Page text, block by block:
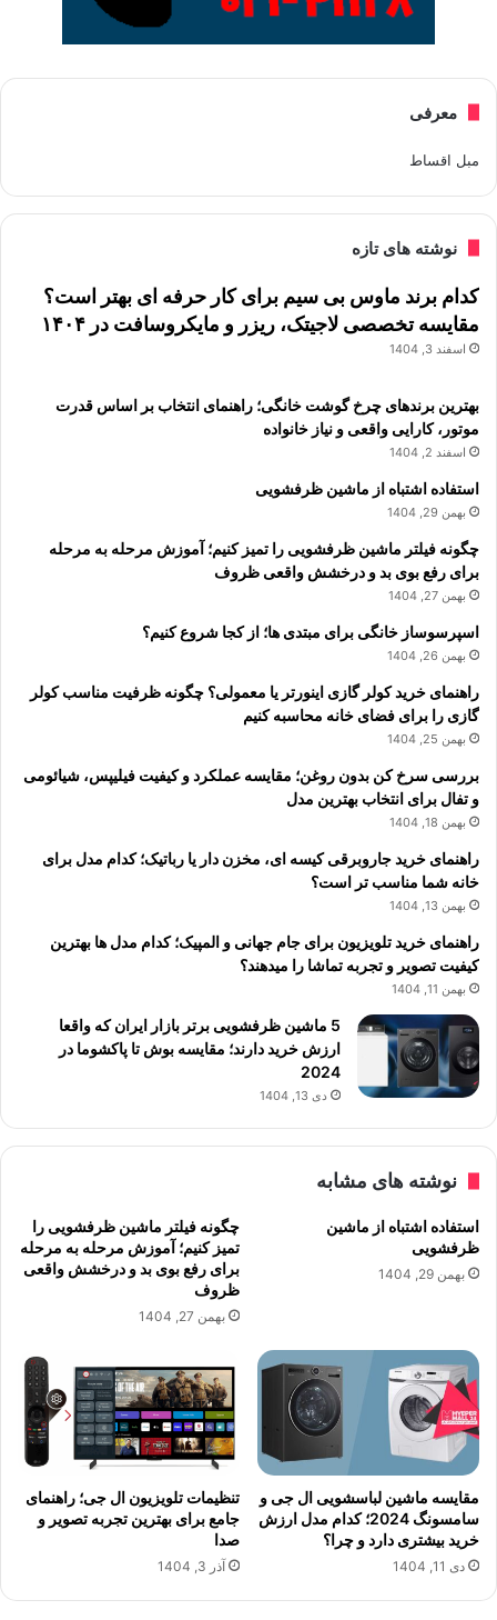
معرفی
مبل اقساط
نوشته های تازه
کدام برند ماوس بی سیم برای کار حرفه ای بهتر است؟
مقایسه تخصصی لاجیتک، ریزر و مایکروسافت در ۱۴۰۴
اسفند 3, 1404
بهترین برندهای چرخ گوشت خانگی؛ راهنمای انتخاب بر اساس قدرت
موتور، کارایی واقعی و نیاز خانواده
اسفند 2, 1404
استفاده اشتباه از ماشین ظرفشویی
بهمن 29, 1404
چگونه فیلتر ماشین ظرفشویی را تمیز کنیم؛ آموزش مرحله به مرحله
برای رفع بوی بد و درخشش واقعی ظروف
بهمن 27, 1404
اسپرسوساز خانگی برای مبتدی ها؛ از کجا شروع کنیم؟
بهمن 26, 1404
راهنمای خرید کولر گازی اینورتر یا معمولی؟ چگونه ظرفیت مناسب کولر
گازی را برای فضای خانه محاسبه کنیم
بهمن 25, 1404
بررسی سرخ کن بدون روغن؛ مقایسه عملکرد و کیفیت فیلیپس، شیائومی
و تفال برای انتخاب بهترین مدل
بهمن 18, 1404
راهنمای خرید جاروبرقی کیسه ای، مخزن دار یا رباتیک؛ کدام مدل برای
خانه شما مناسب تر است؟
بهمن 13, 1404
راهنمای خرید تلویزیون برای جام جهانی و المپیک؛ کدام مدل ها بهترین
کیفیت تصویر و تجربه تماشا را میدهند؟
بهمن 11, 1404
5 ماشین ظرفشویی برتر بازار ایران که واقعا
ارزش خرید دارند؛ مقایسه بوش تا پاکشوما در
2024
دی 13, 1404
نوشته های مشابه
استفاده اشتباه از ماشین
ظرفشویی
بهمن 29, 1404
چگونه فیلتر ماشین ظرفشویی را
تمیز کنیم؛ آموزش مرحله به مرحله
برای رفع بوی بد و درخشش واقعی
ظروف
بهمن 27, 1404
مقایسه ماشین لباسشویی ال جی و
سامسونگ 2024؛ کدام مدل ارزش
خرید بیشتری دارد و چرا؟
دی 11, 1404
تنظیمات تلویزیون ال جی؛ راهنمای
جامع برای بهترین تجربه تصویر و
صدا
آذر 3, 1404